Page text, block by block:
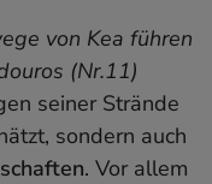
von Kea führen
(Nr.11)
seiner Strände
sondern auch
. Vor allem